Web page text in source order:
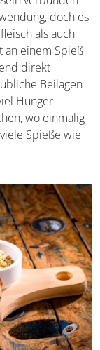
findet
sowohl
Hühnchen.
über dem
und
Reis
kann
ein fester
wie